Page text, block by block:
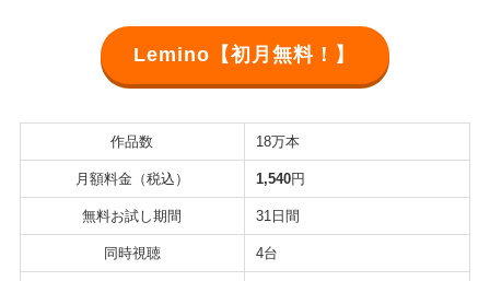
Lemino【初月無料！】
作品数 18万本
月額料金（税込） 1,540円
無料お試し期間 31日間
同時視聴 4台